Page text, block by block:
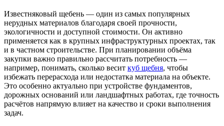
Известняковый щебень — один из самых популярных
нерудных материалов благодаря своей прочности,
экологичности и доступной стоимости. Он активно
применяется как в крупных инфраструктурных проектах, так
и в частном строительстве. При планировании объёма
закупки важно правильно рассчитать потребность —
например, понимать, сколько весит куб щебня, чтобы
избежать перерасхода или недостатка материала на объекте.
Это особенно актуально при устройстве фундаментов,
дорожных оснований или ландшафтных работах, где точность
расчётов напрямую влияет на качество и сроки выполнения
задач.